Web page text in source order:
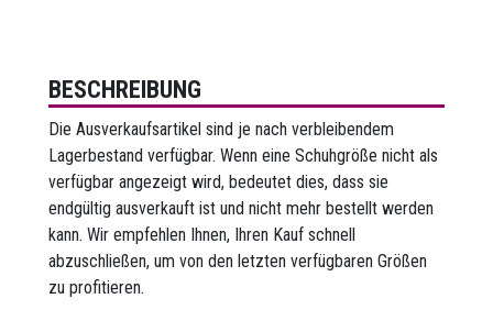
BESCHREIBUNG
Die Ausverkaufsartikel sind je nach verbleibendem
Lagerbestand verfügbar. Wenn eine Schuhgröße nicht als
verfügbar angezeigt wird, bedeutet dies, dass sie
endgültig ausverkauft ist und nicht mehr bestellt werden
kann. Wir empfehlen Ihnen, Ihren Kauf schnell
abzuschließen, um von den letzten verfügbaren Größen
zu profitieren.